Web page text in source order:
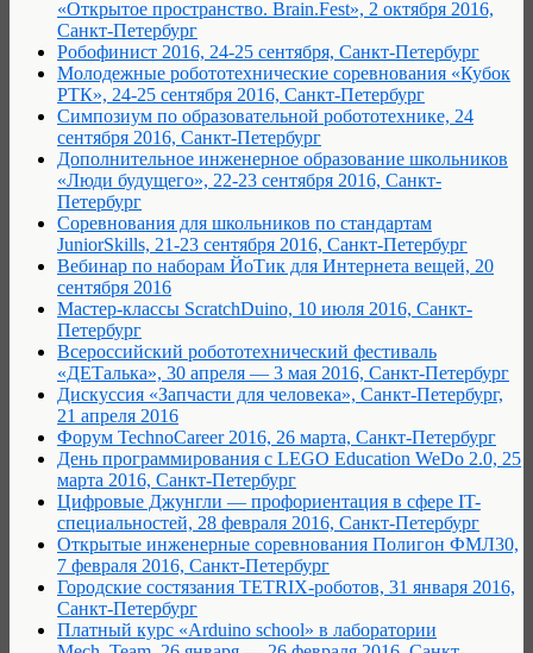
«Открытое пространство. Brain.Fest», 2 октября 2016,
Санкт-Петербург
Робофинист 2016, 24-25 сентября, Санкт-Петербург
Молодежные робототехнические соревнования «Кубок
РТК», 24-25 сентября 2016, Санкт-Петербург
Симпозиум по образовательной робототехнике, 24
сентября 2016, Санкт-Петербург
Дополнительное инженерное образование школьников
«Люди будущего», 22-23 сентября 2016, Санкт-
Петербург
Соревнования для школьников по стандартам
JuniorSkills, 21-23 сентября 2016, Санкт-Петербург
Вебинар по наборам ЙоТик для Интернета вещей, 20
сентября 2016
Мастер-классы ScratchDuino, 10 июля 2016, Санкт-
Петербург
Всероссийский робототехнический фестиваль
«ДЕТалька», 30 апреля — 3 мая 2016, Санкт-Петербург
Дискуссия «Запчасти для человека», Санкт-Петербург,
21 апреля 2016
Форум TechnoCareer 2016, 26 марта, Санкт-Петербург
День программирования с LEGO Education WeDo 2.0, 25
марта 2016, Санкт-Петербург
Цифровые Джунгли — профориентация в сфере IT-
специальностей, 28 февраля 2016, Санкт-Петербург
Открытые инженерные соревнования Полигон ФМЛ30,
7 февраля 2016, Санкт-Петербург
Городские состязания TETRIX-роботов, 31 января 2016,
Санкт-Петербург
Платный курс «Arduino school» в лаборатории